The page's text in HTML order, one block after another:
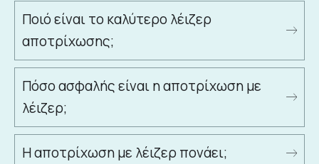
Ποιό είναι το καλύτερο λέιζερ
αποτρίχωσης;
Πόσο ασφαλής είναι η αποτρίχωση με
λέιζερ;
Η αποτρίχωση με λέιζερ πονάει;